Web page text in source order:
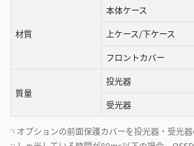
材質
本体ケース
上ケース/下ケース
フロントカバー
質量
投光器
受光器
*1 オプションの前面保護カバーを投光器・受光